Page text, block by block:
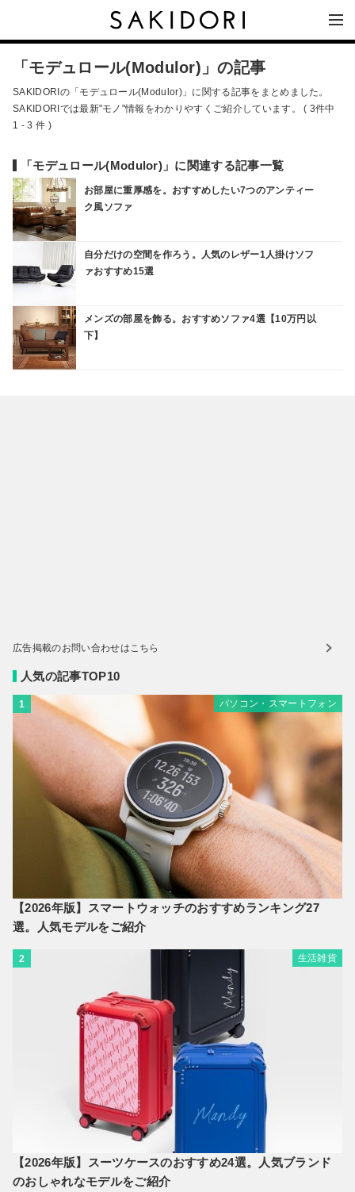
「モデュロール(Modulor)」の記事
SAKIDORIの「モデュロール(Modulor)」に関する記事をまとめました。
SAKIDORIでは最新"モノ"情報をわかりやすくご紹介しています。 ( 3件中
1 - 3 件 )
「モデュロール(Modulor)」に関連する記事一覧
お部屋に重厚感を。おすすめしたい7つのアンティー
ク風ソファ
自分だけの空間を作ろう。人気のレザー1人掛けソフ
ァおすすめ15選
メンズの部屋を飾る。おすすめソファ4選【10万円以
下】
広告掲載のお問い合わせはこちら
人気の記事TOP10
1 パソコン・スマートフォン
【2026年版】スマートウォッチのおすすめランキング27
選。人気モデルをご紹介
2 生活雑貨
【2026年版】スーツケースのおすすめ24選。人気ブランド
のおしゃれなモデルをご紹介